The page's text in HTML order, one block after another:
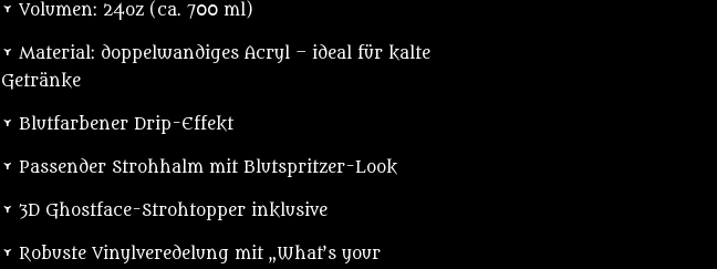
• Volumen: 24oz (ca. 700 ml)
• Material: doppelwandiges Acryl – ideal für kalte
Getränke
• Blutfarbener Drip-Effekt
• Passender Strohhalm mit Blutspritzer-Look
• 3D Ghostface-Strohtopper inklusive
• Robuste Vinylveredelung mit „What’s your